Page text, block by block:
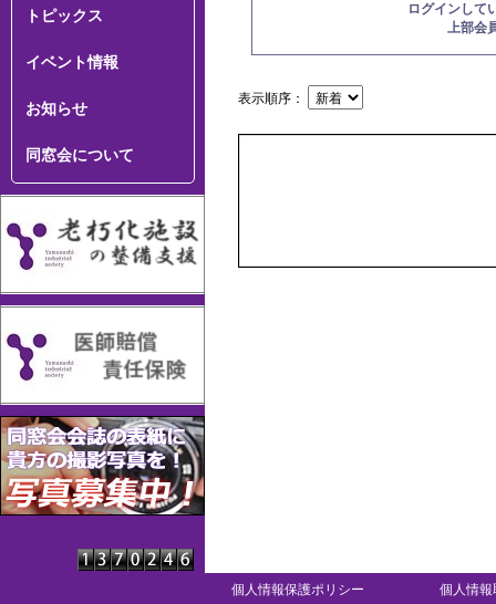
トピックス
イベント情報
お知らせ
同窓会について
ログインして
上部会
表示順序：
個人情報保護ポリシー 個人情報